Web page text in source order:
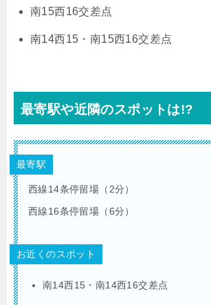
南15西16交差点
南14西15・南15西16交差点
最寄駅や近隣のスポットは!?
最寄駅
西線14条停留場（2分）
西線16条停留場（6分）
お近くのスポット
南14西15・南14西16交差点